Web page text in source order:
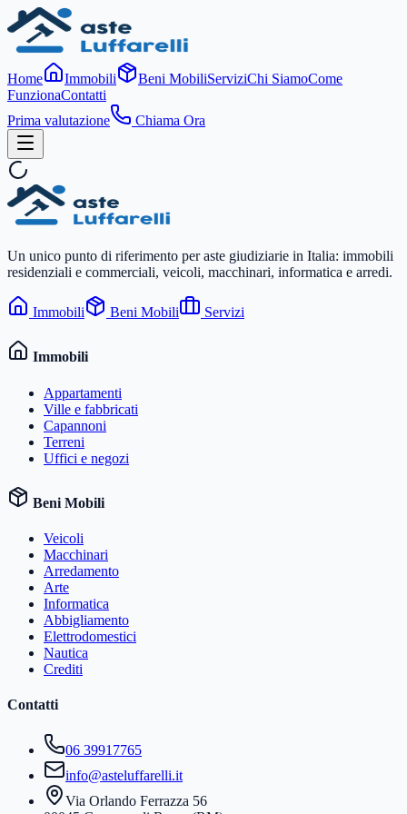
Home Immobili Beni MobiliServiziChi SiamoCome
FunzionaContatti
Prima valutazione
Chiama Ora
Un unico punto di riferimento per aste giudiziarie in Italia: immobili
residenziali e commerciali, veicoli, macchinari, informatica e arredi.
Immobili Beni Mobili Servizi
Immobili
Appartamenti
Ville e fabbricati
Capannoni
Terreni
Uffici e negozi
Beni Mobili
Veicoli
Macchinari
Arredamento
Arte
Informatica
Abbigliamento
Elettrodomestici
Nautica
Crediti
Contatti
06 39917765
info@asteluffarelli.it
Via Orlando Ferrazza 56